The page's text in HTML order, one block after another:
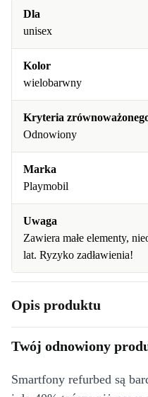
Dla
unisex
Kolor
wielobarwny
Kryteria
Odnowiony
Marka
Playmobil
Uwaga
Zawiera małe elementy,
lat. Ryzyko zadławienia!
Opis produktu
Twój odnowiony
Smartfony refurbed są